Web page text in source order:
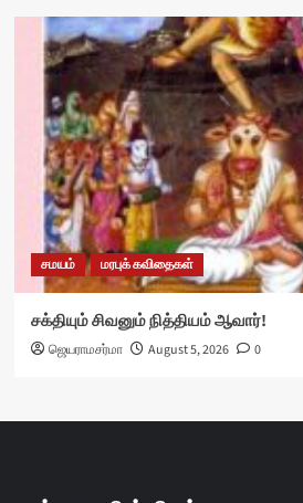
சமயம் மரபுக் கவிதைகள்
சக்தியும் சிவனும் நித்தியம் ஆவார்!
ஜெயராமசர்மா August 5, 2026 0